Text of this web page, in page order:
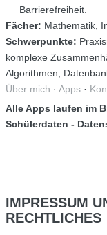
Barrierefreiheit.
Fächer: Mathematik,
Schwerpunkte:
komplexe
Algorithmen,
Über mich · Apps·
Alle Apps laufen im
Schülerdaten -
IMPRESSUM
RECHTLICHES